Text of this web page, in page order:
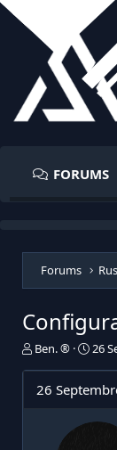
FORUMS
Forums
I
t
Ben. ®
D
e
e
26
26